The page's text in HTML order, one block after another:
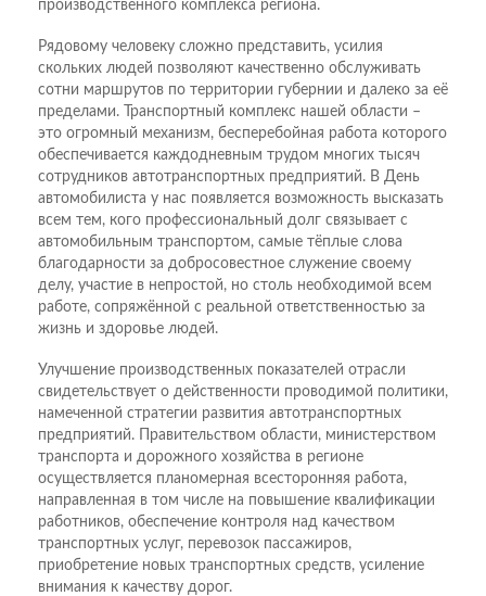
производственного комплекса региона.
Рядовому человеку сложно представить, усилия
скольких людей позволяют качественно обслуживать
сотни маршрутов по территории губернии и далеко за её
пределами. Транспортный комплекс нашей области –
это огромный механизм, бесперебойная работа которого
обеспечивается каждодневным трудом многих тысяч
сотрудников автотранспортных предприятий. В День
автомобилиста у нас появляется возможность высказать
всем тем, кого профессиональный долг связывает с
автомобильным транспортом, самые тёплые слова
благодарности за добросовестное служение своему
делу, участие в непростой, но столь необходимой всем
работе, сопряжённой с реальной ответственностью за
жизнь и здоровье людей.
Улучшение производственных показателей отрасли
свидетельствует о действенности проводимой политики,
намеченной стратегии развития автотранспортных
предприятий. Правительством области, министерством
транспорта и дорожного хозяйства в регионе
осуществляется планомерная всесторонняя работа,
направленная в том числе на повышение квалификации
работников, обеспечение контроля над качеством
транспортных услуг, перевозок пассажиров,
приобретение новых транспортных средств, усиление
внимания к качеству дорог.